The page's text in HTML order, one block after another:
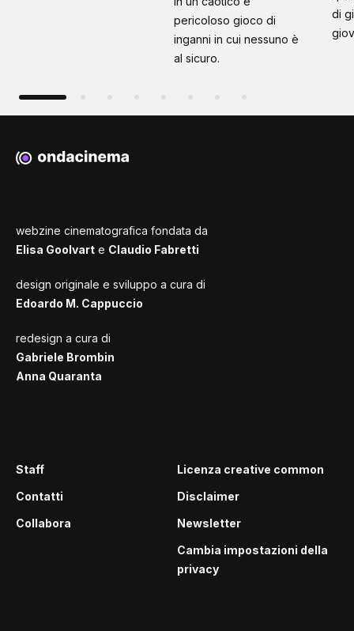
pericoloso gioco di
inganni in cui nessuno è
al sicuro.
di
webzine cinematografica fondata da
Elisa Goolvart e Claudio Fabretti
design originale e sviluppo a cura di
Edoardo M. Cappuccio
redesign a cura di
Gabriele Brombin
Anna Quaranta
Staff
Contatti
Collabora
Licenza creative common
Disclaimer
Newsletter
Cambia impostazioni della
privacy